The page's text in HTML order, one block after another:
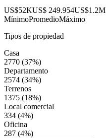
US$52KUS$ 249.954US$1.2M
MínimoPromedioMáximo
Tipos de propiedad
Casa
2770 (37%)
Departamento
2574 (34%)
Terrenos
1375 (18%)
Local comercial
334 (4%)
Oficina
287 (4%)